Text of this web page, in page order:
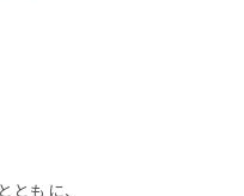
もに、